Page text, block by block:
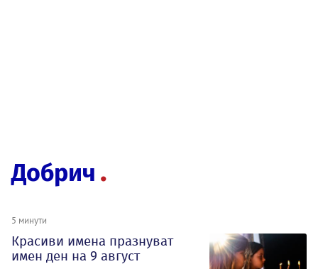
Добрич
5 минути
Красиви имена празнуват
имен ден на 9 август